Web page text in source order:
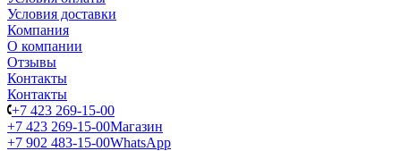
Условия доставки
Компания
О компании
Отзывы
Контакты
Контакты
+7 423 269-15-00
+7 423 269-15-00Магазин
+7 902 483-15-00WhatsApp